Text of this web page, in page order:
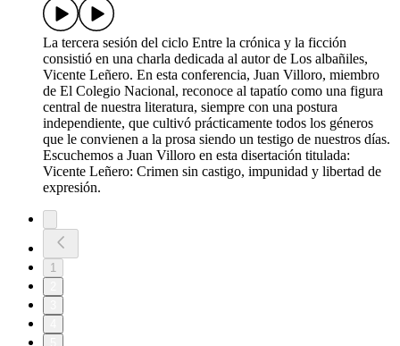
La tercera sesión del ciclo Entre la crónica y la ficción
consistió en una charla dedicada al autor de Los albañiles,
Vicente Leñero. En esta conferencia, Juan Villoro, miembro
de El Colegio Nacional, reconoce al tapatío como una figura
central de nuestra literatura, siempre con una postura
independiente, que cultivó prácticamente todos los géneros
que le convienen a la prosa siendo un testigo de nuestros días.
Escuchemos a Juan Villoro en esta disertación titulada:
Vicente Leñero: Crimen sin castigo, impunidad y libertad de
expresión.
1